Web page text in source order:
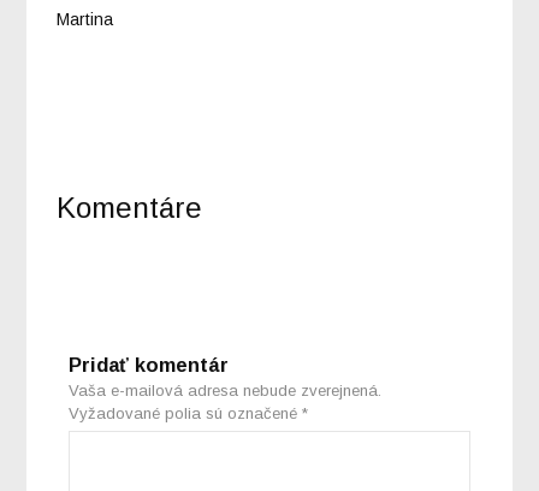
Martina
Komentáre
Pridať komentár
Vaša e-mailová adresa nebude zverejnená.
Vyžadované polia sú označené*